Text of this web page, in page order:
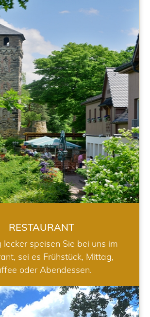
RESTAURANT
RESTAURANT
lecker speisen Sie bei uns im
sei es Frühstück, Mittag,
oder Abendessen.